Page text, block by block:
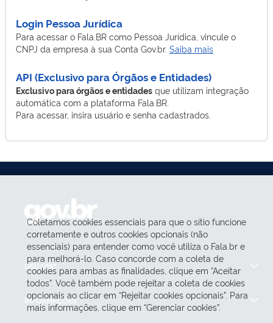
Login Pessoa Jurídica
Para acessar o Fala.BR como Pessoa Jurídica, vincule o
CNPJ da empresa à sua Conta Gov.br. Saiba mais
API (Exclusivo para Órgãos e Entidades)
Exclusivo para órgãos e entidades que utilizam integração
automática com a plataforma Fala.BR.
Para acessar, insira usuário e senha cadastrados.
USUÁRIO
INFORMAÇÕES
Coletamos cookies essenciais para que o sítio funcione
corretamente e outros cookies opcionais (não
essenciais) para entender como você utiliza o Fala.br e
para melhorá-lo. Caso concorde com a coleta de
cookies para ambas as finalidades, clique em “Aceitar
todos”. Você também pode rejeitar a coleta de cookies
opcionais ao clicar em “Rejeitar cookies opcionais”. Para
mais informações, clique em “Gerenciar cookies”.